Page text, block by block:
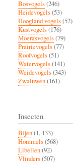
Bosvogels(246)
Heidevogels(53)
Hoogland vogels(52)
Kustvogels(176)
Moerasvogels(79)
Prairievogels(77)
Roofvogels(51)
Watervogels(141)
Weidevogels(343)
Zwaluwen(161)
Insecten
Bijen(1, 133)
Hommels(568)
Libellen(92)
Vlinders(507)